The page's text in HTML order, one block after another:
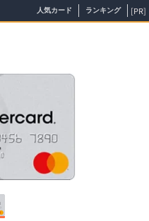
人気カード ランキング [PR]